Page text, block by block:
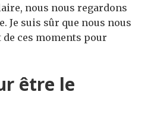
nous nous regardons
Je suis sûr que nous nous
ces moments pour
être le